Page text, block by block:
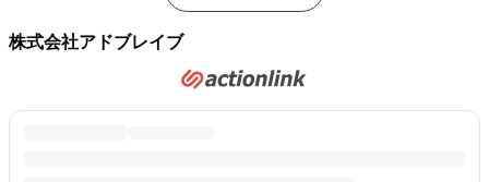
株式会社アドブレイブ